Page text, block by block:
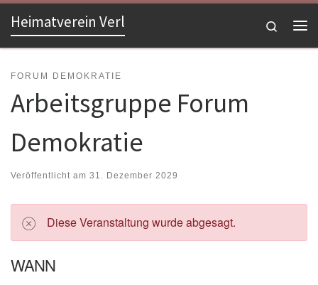
Zum Inhalt springen
Heimatverein Verl
Search
FORUM DEMOKRATIE
Arbeitsgruppe Forum
Demokratie
Veröffentlicht am 31. Dezember 2029
Diese Veranstaltung wurde abgesagt.
WANN